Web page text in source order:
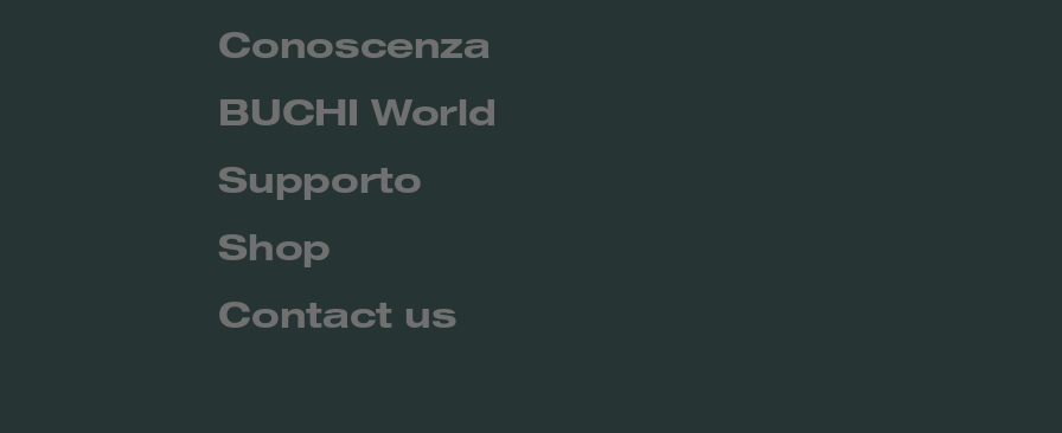
Conoscenza
BUCHI World
Supporto
Shop
Contact us